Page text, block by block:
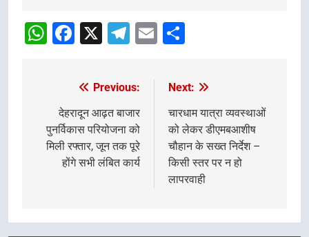
navigation
WhatsApp
Facebook
X Telegram
Email
navigation
Previous:
देहरादून आढ़त बाजार
पुनर्विकास परियोजना को
मिली रफ्तार, जून तक पूरे
होंगे सभी लंबित कार्य
Next:
चारधाम यात्रा व्यवस्थाओं
को लेकर डीएमबआशीष
चौहान के सख्त निर्देश –
किसी स्तर पर न हो
लापरवाही